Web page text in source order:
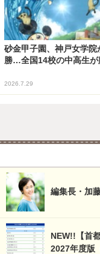
砂金甲子園、神戸女学院
勝…全国14校の中高生が
2026.7.29
編集長・加
NEW!!【首
2027年度版